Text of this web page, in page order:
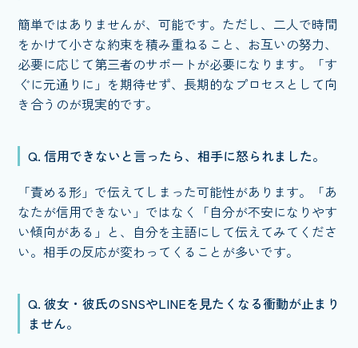
簡単ではありませんが、可能です。ただし、二人で時間
をかけて小さな約束を積み重ねること、お互いの努力、
必要に応じて第三者のサポートが必要になります。「す
ぐに元通りに」を期待せず、長期的なプロセスとして向
き合うのが現実的です。
Q. 信用できないと言ったら、相手に怒られました。
「責める形」で伝えてしまった可能性があります。「あ
なたが信用できない」ではなく「自分が不安になりやす
い傾向がある」と、自分を主語にして伝えてみてくださ
い。相手の反応が変わってくることが多いです。
Q. 彼女・彼氏のSNSやLINEを見たくなる衝動が止まり
ません。